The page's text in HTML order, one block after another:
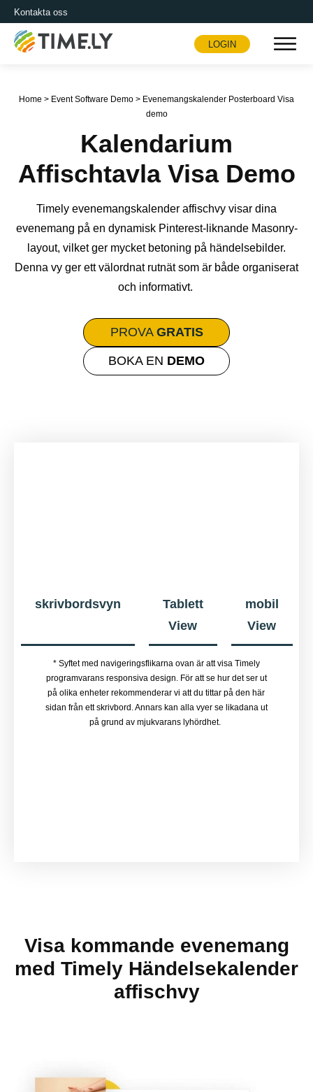
Kontakta oss
Timely
LOGIN
Home > Event Software Demo > Evenemangskalender Posterboard Visa
demo
Kalendarium
Affischtavla Visa Demo
Timely evenemangskalender affischvy visar dina
evenemang på en dynamisk Pinterest-liknande Masonry-
layout, vilket ger mycket betoning på händelsebilder.
Denna vy ger ett välordnat rutnät som är både organiserat
och informativt.
PROVA GRATIS
BOKA EN DEMO
skrivbordsvyn
Tablett
View
mobil
View
* Syftet med navigeringsflikarna ovan är att visa Timely
programvarans responsiva design. För att se hur det ser ut
på olika enheter rekommenderar vi att du tittar på den här
sidan från ett skrivbord. Annars kan alla vyer se likadana ut
på grund av mjukvarans lyhördhet.
Visa kommande evenemang
med Timely Händelsekalender
affischvy